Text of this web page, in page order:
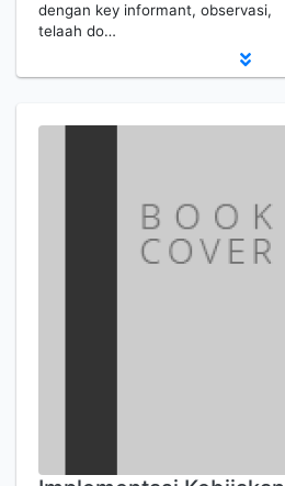
dengan key informant, observasi,
telaah do…